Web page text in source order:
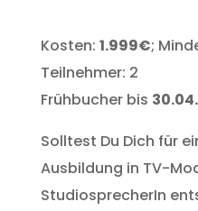
Kosten: 1.999€;
Teilnehmer: 2
Frühbucher bis
Solltest Du Dich für
Ausbildung in TV-
StudiosprecherIn